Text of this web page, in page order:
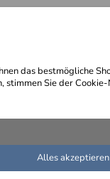
das bestmögliche
stimmen Sie der
Alles akzeptieren